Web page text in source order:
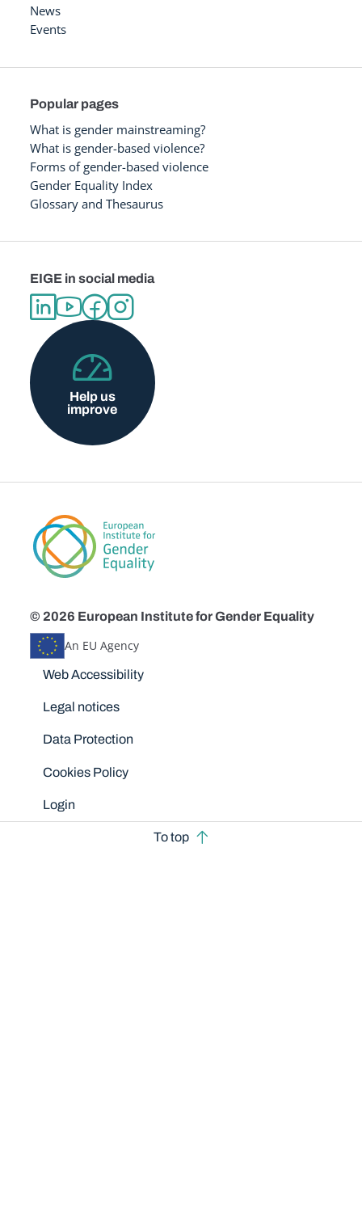
News
Events
Popular pages
What is gender mainstreaming?
What is gender-based violence?
Forms of gender-based violence
Gender Equality Index
Glossary and Thesaurus
EIGE in social media
Help us
improve
© 2026 European Institute for Gender Equality
An EU Agency
Disclaimers
Web Accessibility
Legal notices
Data Protection
Cookies Policy
Login
To top